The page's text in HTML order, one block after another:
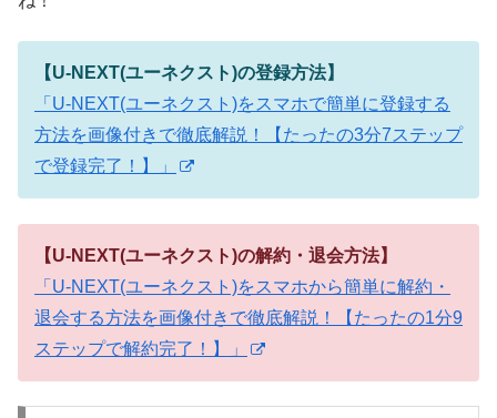
【U-NEXT(ユーネクスト)の登録方法】
「U-NEXT(ユーネクスト)をスマホで簡単に登録する
方法を画像付きで徹底解説！【たったの3分7ステップ
で登録完了！】」
【U-NEXT(ユーネクスト)の解約・退会方法】
「U-NEXT(ユーネクスト)をスマホから簡単に解約・
退会する方法を画像付きで徹底解説！【たったの1分9
ステップで解約完了！】」